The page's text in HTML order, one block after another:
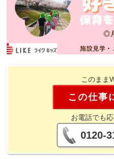
このまま
この仕事
お電話でも応
0120-